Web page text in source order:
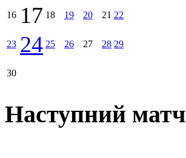
16 17 18 19 20 21 22
23 24 25 26 27 28 29
30
Наступний матч